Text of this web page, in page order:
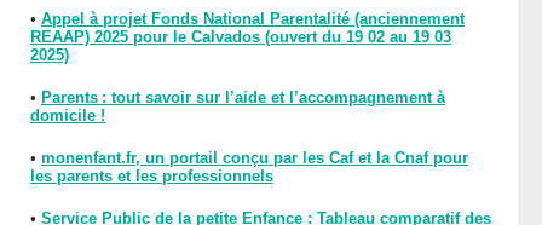
• Appel à projet Fonds National Parentalité (anciennement
REAAP) 2025 pour le Calvados (ouvert du 19 02 au 19 03
2025)
• Parents : tout savoir sur l’aide et l’accompagnement à
domicile !
• monenfant.fr, un portail conçu par les Caf et la Cnaf pour
les parents et les professionnels
• Service Public de la petite Enfance : Tableau comparatif des